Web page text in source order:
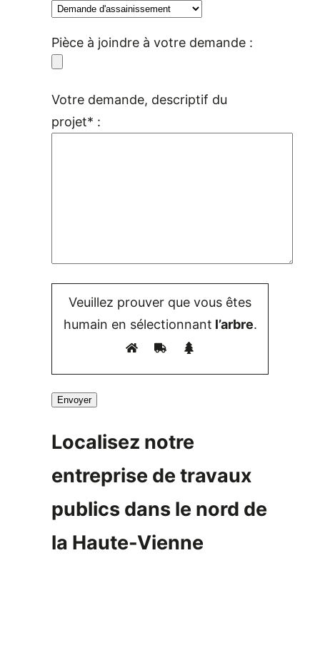
Pièce à joindre à votre demande :
Votre demande, descriptif du
projet* :
Veuillez prouver que vous êtes
humain en sélectionnant l’arbre.
Localisez notre
entreprise de travaux
publics dans le nord de
la Haute-Vienne